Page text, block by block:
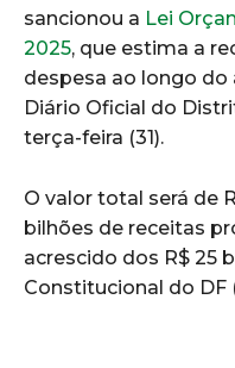
sancionou a Lei
2025, que estima a
despesa ao longo do
Diário Oficial do
terça-feira (31).
O valor total será de
bilhões de receitas
acrescido dos R$ 25
Constitucional do DF